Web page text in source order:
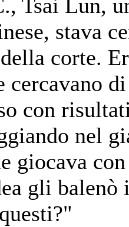
Tsai Lun,
stava
corte.
cercavano
con
nel
giocava
gli balenò